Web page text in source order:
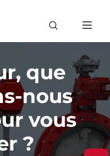
que
nous
vous
?